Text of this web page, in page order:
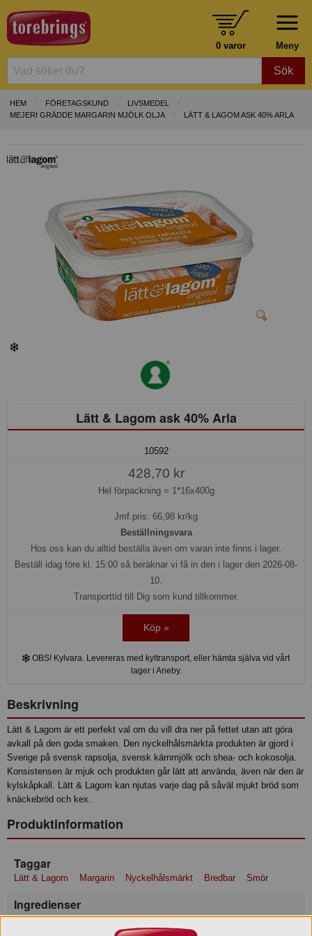
Meny
0 varor
Sök
HEM FÖRETAGSKUND
LIVSMEDEL
MEJERI GRÄDDE MARGARIN MJÖLK OLJA
LÄTT & LAGOM ASK 40% ARLA
Lätt & Lagom ask 40% Arla
10592
428,70 kr
Hel förpackning = 1*16x400g
Jmf.pris: 66,98 kr/kg
Beställningsvara
Hos oss kan du alltid beställa även om varan inte finns i lager.
Beställ idag före kl. 15:00 så beräknar vi få in den i lager den 2026-08-
10.
Transporttid till Dig som kund tillkommer.
Köp »
OBS! Kylvara. Levereras med kyltransport, eller hämta själva vid vårt
lager i Aneby.
Beskrivning
Lätt & Lagom är ett perfekt val om du vill dra ner på fettet utan att göra
avkall på den goda smaken. Den nyckelhålsmärkta produkten är gjord i
Sverige på svensk rapsolja, svensk kärnmjölk och shea- och kokosolja.
Konsistensen är mjuk och produkten går lätt att använda, även när den är
kylskåpkall. Lätt & Lagom kan njutas varje dag på såväl mjukt bröd som
knäckebröd och kex.
Produktinformation
Taggar
Lätt & Lagom Margarin Nyckelhålsmärkt Bredbar Smör
Ingredienser
Vatten, rapsolja (23%), vegetabiliskt fett (sheaolja, kokosolja),
KÄRNMJÖLK (6%), modifierad stärkelse, SMÖROLJA,